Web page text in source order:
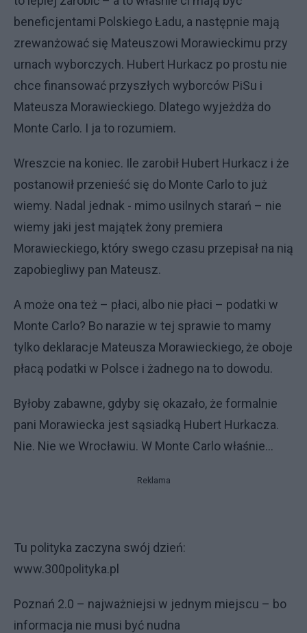
beneficjentami Polskiego Ładu, a następnie mają
zrewanżować się Mateuszowi Morawieckimu przy
urnach wyborczych. Hubert Hurkacz po prostu nie
chce finansować przyszłych wyborców PiSu i
Mateusza Morawieckiego. Dlatego wyjeżdża do
Monte Carlo. I ja to rozumiem.
Wreszcie na koniec. Ile zarobił Hubert Hurkacz i że
postanowił przenieść się do Monte Carlo to już
wiemy. Nadal jednak - mimo usilnych starań – nie
wiemy jaki jest majątek żony premiera
Morawieckiego, który swego czasu przepisał na nią
zapobiegliwy pan Mateusz.
A może ona też – płaci, albo nie płaci – podatki w
Monte Carlo? Bo narazie w tej sprawie to mamy
tylko deklaracje Mateusza Morawieckiego, że oboje
płacą podatki w Polsce i żadnego na to dowodu.
Byłoby zabawne, gdyby się okazało, że formalnie
pani Morawiecka jest sąsiadką Hubert Hurkacza.
Nie. Nie we Wrocławiu. W Monte Carlo właśnie…
Reklama
Tu polityka zaczyna swój dzień:
www.300polityka.pl
Poznań 2.0 – najważniejsi w jednym miejscu – bo
informacja nie musi być nudna